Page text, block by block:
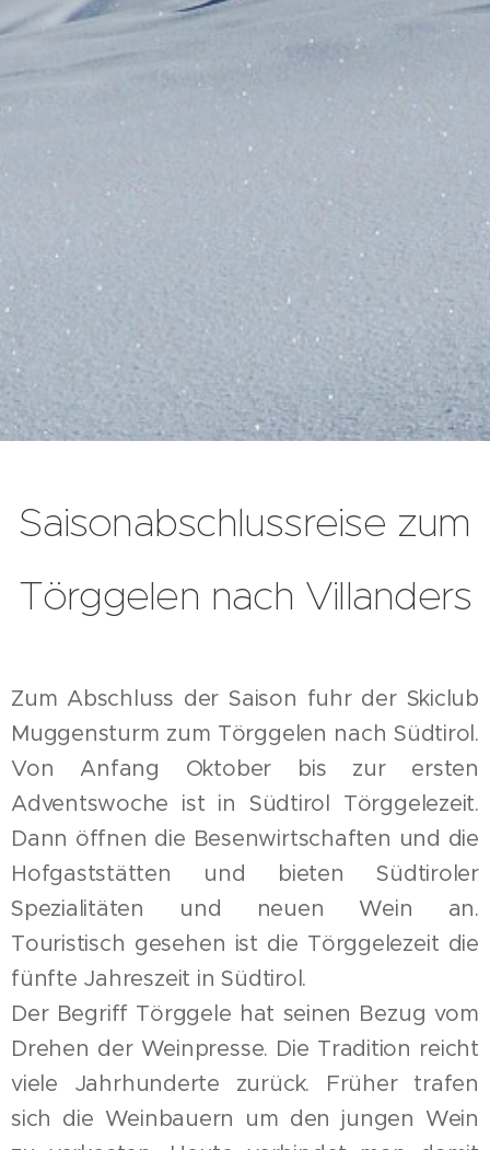
Saisonabschlussreise zum
Törggelen nach Villanders
Zum Abschluss der Saison fuhr der Skiclub
Muggensturm zum Törggelen nach Südtirol.
Von Anfang Oktober bis zur ersten
Adventswoche ist in Südtirol Törggelezeit.
Dann öffnen die Besenwirtschaften und die
Hofgaststätten und bieten Südtiroler
Spezialitäten und neuen Wein an.
Touristisch gesehen ist die Törggelezeit die
fünfte Jahreszeit in Südtirol.
Der Begriff Törggele hat seinen Bezug vom
Drehen der Weinpresse. Die Tradition reicht
viele Jahrhunderte zurück. Früher trafen
sich die Weinbauern um den jungen Wein